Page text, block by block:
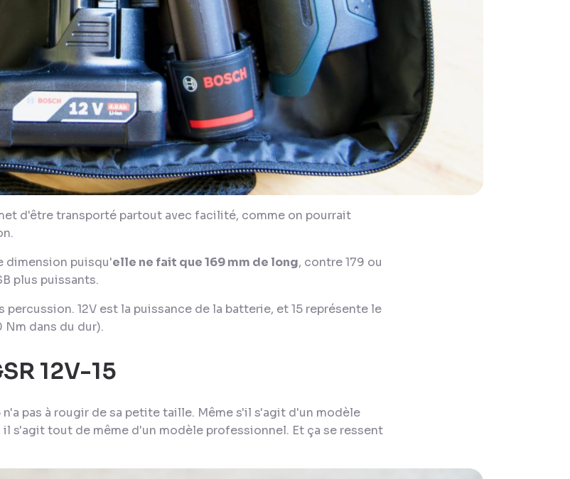
d'être transporté partout avec facilité, comme on pourrait
dimension puisqu'elle ne fait que 169 mm de long, contre 179 ou
plus puissants.
12V est la puissance de la batterie, et 15 représente le
Nm dans du dur).
12V-15
n'a pas à rougir de sa petite taille. Même s'il s'agit d'un modèle
s'agit tout de même d'un modèle professionnel. Et ça se ressent